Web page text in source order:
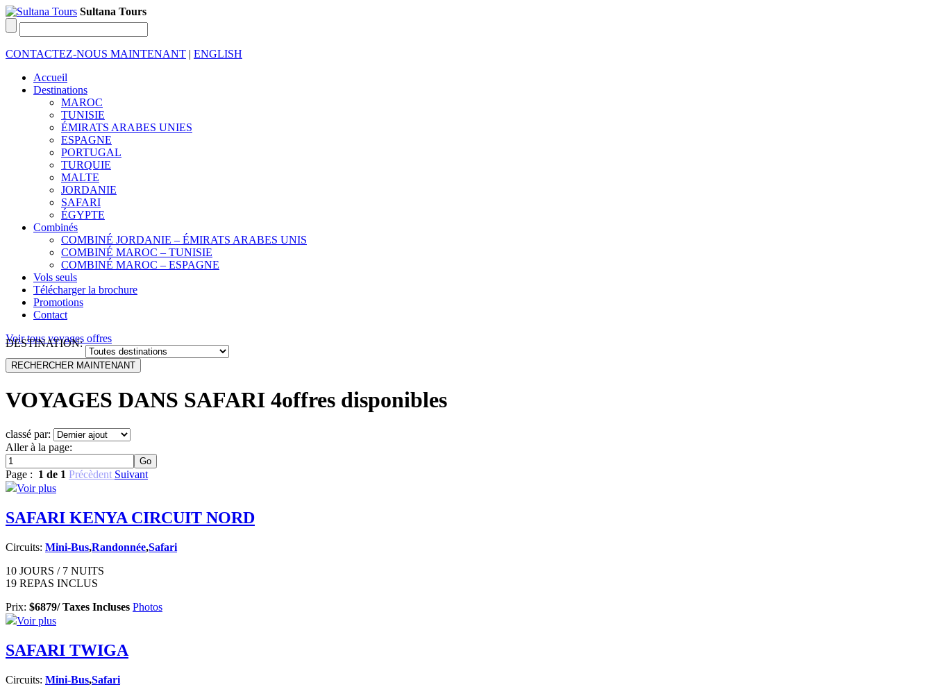
Sultana Tours
CONTACTEZ-NOUS MAINTENANT | ENGLISH
Accueil
Destinations
MAROC
TUNISIE
ÉMIRATS ARABES UNIES
ESPAGNE
PORTUGAL
TURQUIE
MALTE
JORDANIE
SAFARI
ÉGYPTE
Combinés
COMBINÉ JORDANIE – ÉMIRATS ARABES UNIS
COMBINÉ MAROC – TUNISIE
COMBINÉ MAROC – ESPAGNE
Vols seuls
Télécharger la brochure
Promotions
Contact
Voir tous voyages offres
DESTINATION:
VOYAGES DANS SAFARI 4offres disponibles
classé par:
Aller à la page:
Page : 1 de 1 Précèdent Suivant
Voir plus
SAFARI KENYA CIRCUIT NORD
Circuits: Mini-Bus,Randonnée,Safari
10 JOURS / 7 NUITS
19 REPAS INCLUS
Prix: $6879/ Taxes Incluses Photos
Voir plus
SAFARI TWIGA
Circuits: Mini-Bus,Safari